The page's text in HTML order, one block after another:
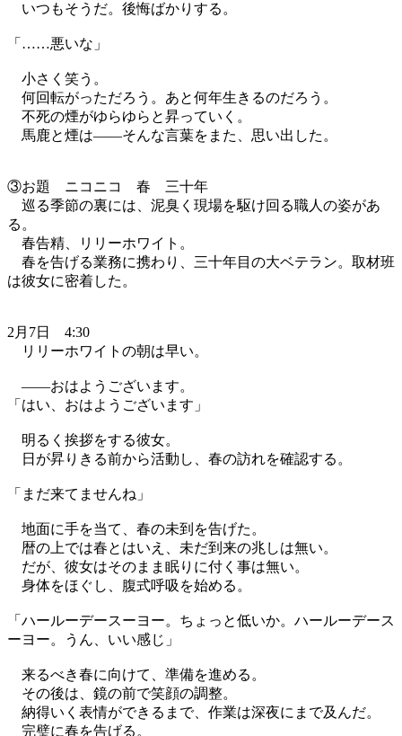
いつもそうだ。後悔ばかりする。
「……悪いな」
小さく笑う。
何回転がっただろう。あと何年生きるのだろう。
不死の煙がゆらゆらと昇っていく。
馬鹿と煙は——そんな言葉をまた、思い出した。
③お題 ニコニコ 春 三十年
巡る季節の裏には、泥臭く現場を駆け回る職人の姿があ
る。
春告精、リリーホワイト。
春を告げる業務に携わり、三十年目の大ベテラン。取材班
は彼女に密着した。
2月7日 4:30
リリーホワイトの朝は早い。
——おはようございます。
「はい、おはようございます」
明るく挨拶をする彼女。
日が昇りきる前から活動し、春の訪れを確認する。
「まだ来てませんね」
地面に手を当て、春の未到を告げた。
暦の上では春とはいえ、未だ到来の兆しは無い。
だが、彼女はそのまま眠りに付く事は無い。
身体をほぐし、腹式呼吸を始める。
「ハールーデースーヨー。ちょっと低いか。ハールーデース
ーヨー。うん、いい感じ」
来るべき春に向けて、準備を進める。
その後は、鏡の前で笑顔の調整。
納得いく表情ができるまで、作業は深夜にまで及んだ。
完璧に春を告げる。